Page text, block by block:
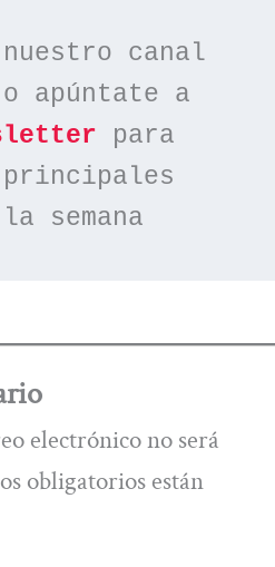
canal
o apúntate a
para
semana
electrónico no será
obligatorios están